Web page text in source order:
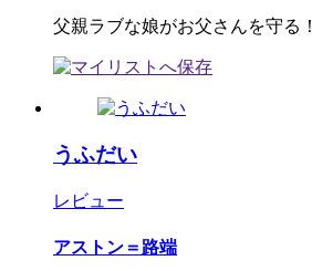
父親ラブな娘がお父さんを守る！
うふだい
レビュー
アストン＝路端